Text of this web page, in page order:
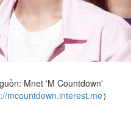
Mnet 'M Countdown'
mcountdown.interest.me）